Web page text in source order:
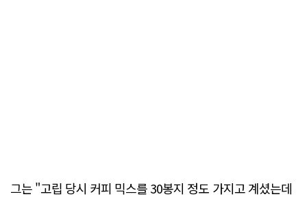
그는 "고립 당시 커피 믹스를 30봉지 정도 가지고 계셨는데